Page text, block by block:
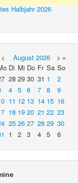
Halbjahr 2026
< August 2026 > »
Di Mi Do Fr Sa So
28 29 30 31 1
2
4 5 6 7 8
9
11 12 13 14 15 16
18 19 20 21 22 23
25 26 27 28 29 30
1 2 3 4 5 6